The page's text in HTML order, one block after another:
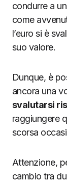
condurre a
come
l’euro si è
suo valore.
Dunque, è
ancora una
svalutarsi
raggiungere
scorsa
Attenzione,
cambio tra